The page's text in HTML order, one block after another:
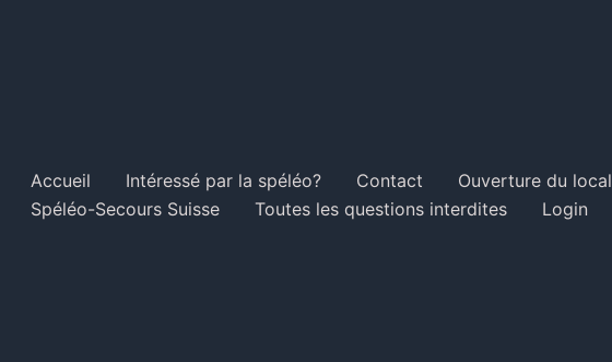
Accueil Intéressé par la spéléo? Contact Ouverture du local
Spéléo-Secours Suisse
Toutes les questions interdites Login